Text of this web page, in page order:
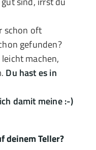
schon oft
gefunden?
machen,
Du hast es in
damit meine :-)
deinem Teller?